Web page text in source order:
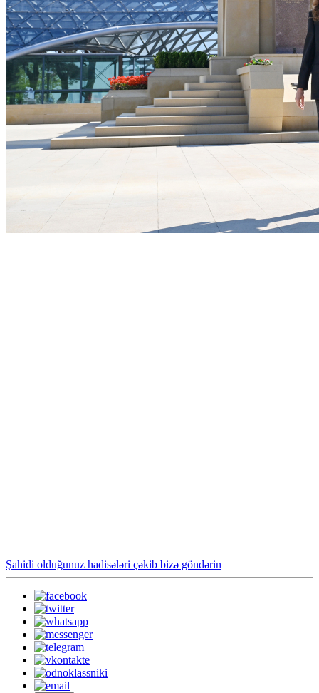
Şahidi olduğunuz hadisələri çəkib bizə göndərin